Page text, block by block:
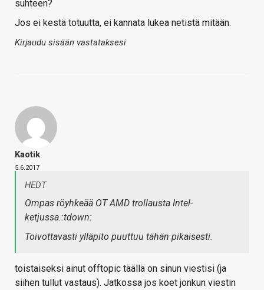
suhteen?
Jos ei kestä totuutta, ei kannata lukea netistä mitään.
Kirjaudu sisään vastataksesi
Kaotik
5.6.2017
HEDT
Ompas röyhkeää OT AMD trollausta Intel-
ketjussa.:tdown:
Toivottavasti ylläpito puuttuu tähän pikaisesti.
toistaiseksi ainut offtopic täällä on sinun viestisi (ja
siihen tullut vastaus). Jatkossa jos koet jonkun viestin